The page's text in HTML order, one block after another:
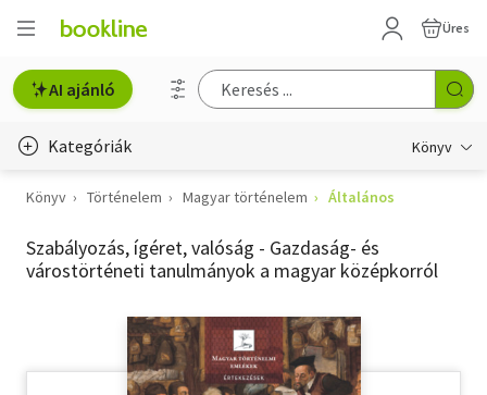
Üres
AI ajánló
Kategóriák Könyv
Életmód, egészség
Erotika
Hobbi, szabadidő
Könyv Történelem Magyar történelem Általános
Szabályozás, ígéret, valóság - Gazdaság- és
várostörténeti tanulmányok a magyar középkorról